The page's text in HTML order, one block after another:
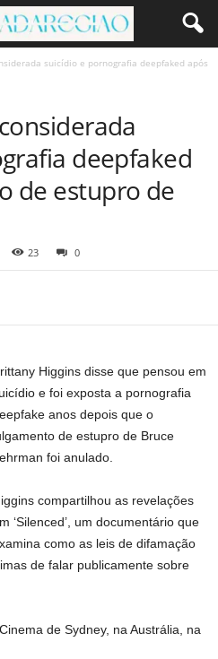
suicídio e pornografia deepfaked após
deepfaked
de estupro de
23 0
Higgins disse que pensou em
e foi exposta a pornografia
anos depois que o
de estupro de Bruce
foi anulado.
compartilhou as revelações
‘Silenced’, um documentário que
como as leis de difamação
de falar publicamente sobre
de Sydney, na Austrália, na